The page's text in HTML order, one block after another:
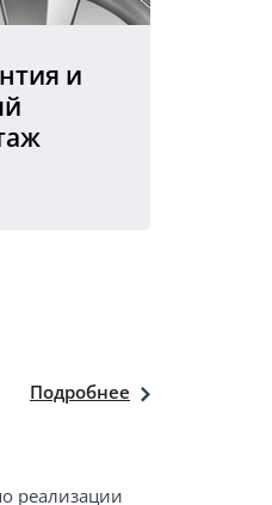
и
Подробнее
реализации